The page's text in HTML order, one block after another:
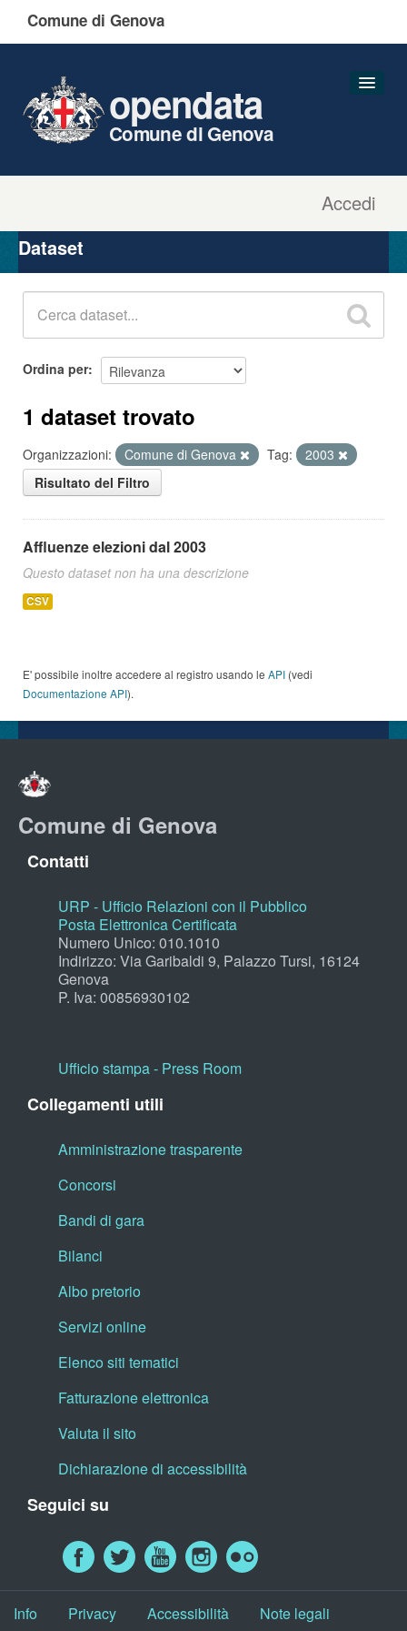
Comune di Genova
Accedi
opendata
Comune di Genova
Organizzazioni
Gruppi
Dataset
Ordina per
1 dataset trovato
Organizzazioni: Comune di Genova Tag:
2003
Risultato del Filtro
Affluenze elezioni dal 2003
Questo dataset non ha una descrizione
CSV
E' possibile inoltre accedere al registro usando le API (vedi
Documentazione API).
Comune di Genova
Contatti
URP - Ufficio Relazioni con il Pubblico
Posta Elettronica Certificata
Numero Unico: 010.1010
Indirizzo: Via Garibaldi 9, Palazzo Tursi, 16124
Genova
P. Iva: 00856930102
Ufficio stampa - Press Room
Collegamenti utili
Amministrazione trasparente
Concorsi
Bandi di gara
Bilanci
Albo pretorio
Servizi online
Elenco siti tematici
Fatturazione elettronica
Valuta il sito
Dichiarazione di accessibilità
Seguici su
Info Privacy Accessibilità Note legali